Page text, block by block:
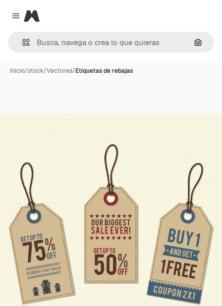
Close menu
Magnific
Inicio/stock/Vectores/Etiquetas de rebajas